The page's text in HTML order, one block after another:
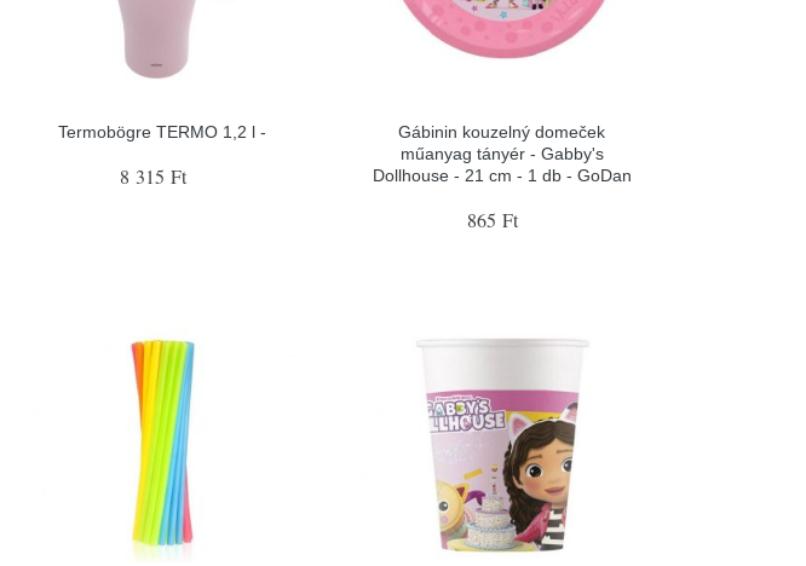
Termobögre TERMO 1,2 l -
8 315 Ft
Gábinin kouzelný domeček
műanyag tányér - Gabby's
Dollhouse - 21 cm - 1 db - GoDan
865 Ft